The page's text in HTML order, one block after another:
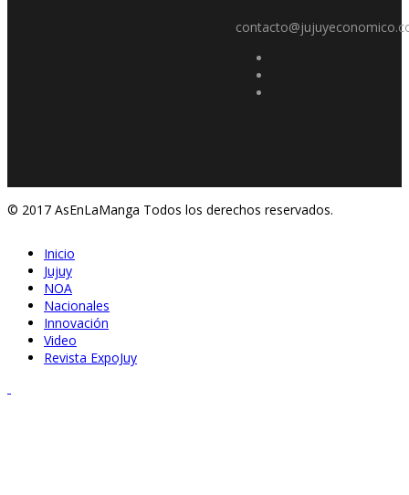
© 2017 AsEnLaManga Todos los derechos reservados.
Inicio
Jujuy
NOA
Nacionales
Innovación
Video
Revista ExpoJuy